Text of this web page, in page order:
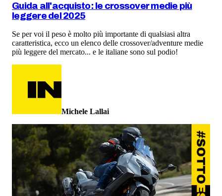
Guida all'acquisto: le crossover medie più
leggere del 2025
Se per voi il peso è molto più importante di qualsiasi altra
caratteristica, ecco un elenco delle crossover/adventure medie
più leggere del mercato... e le italiane sono sul podio!
Michele Lallai